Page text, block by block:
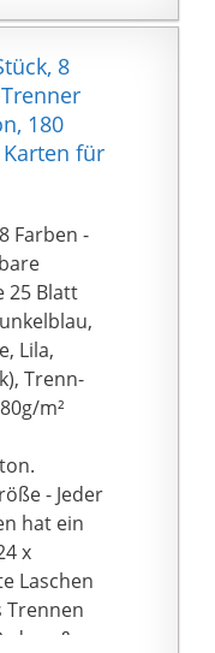
Office,
perfektes
von
mit
DIN-A4
und
Karten
für
★ –
für
Schule
8
180
für
Farben -
25 Blatt
Lila,
Trenn-
m²
- Jeder
hat ein
x
Laschen
Trennen
&